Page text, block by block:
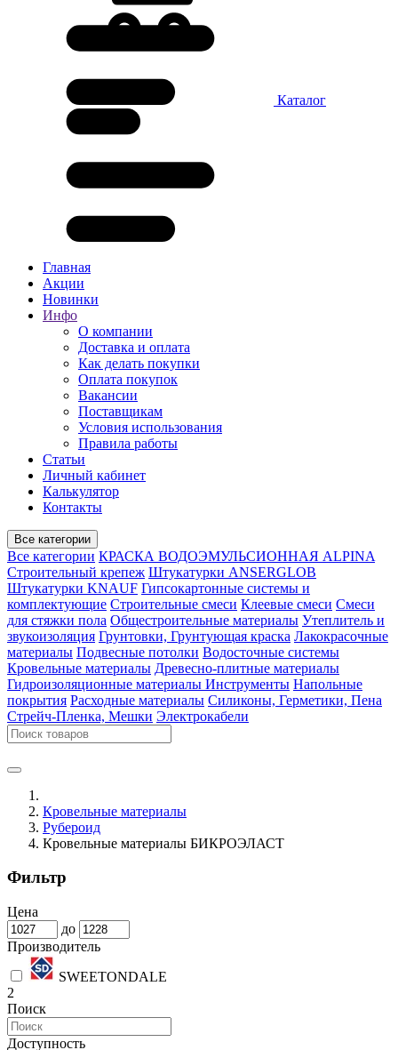
Каталог
Главная
Акции
Новинки
Инфо
О компании
Доставка и оплата
Как делать покупки
Оплата покупок
Вакансии
Поставщикам
Условия использования
Правила работы
Статьи
Личный кабинет
Калькулятор
Контакты
Все категории
Все категории КРАСКА ВОДОЭМУЛЬСИОННАЯ ALPINA
Строительный крепеж Штукатурки ANSERGLOB
Штукатурки KNAUF Гипсокартонные системы и
комплектующие Строительные смеси Клеевые смеси Смеси
для стяжки пола Общестроительные материалы Утеплитель и
звукоизоляция Грунтовки, Грунтующая краска Лакокрасочные
материалы Подвесные потолки Водосточные системы
Кровельные материалы Древесно-плитные материалы
Гидроизоляционные материалы Инструменты Напольные
покрытия Расходные материалы Силиконы, Герметики, Пена
Стрейч-Пленка, Мешки Электрокабели
Кровельные материалы
Рубероид
Кровельные материалы БИКРОЭЛАСТ
Фильтр
Цена
до
Производитель
SWEETONDALE
2
Поиск
Доступность